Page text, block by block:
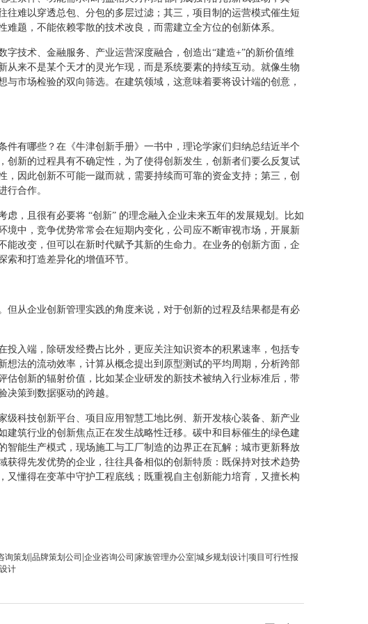
难以穿透总包、分包的多层过滤；其三，项目制的运营模式催生短
题，不能依赖零散的技术改良，而需建立全方位的创新体系。
技术、金融服务、产业运营深度融合，创造出“建造+”的新价值维
来不是某个天才的灵光乍现，而是系统要素的持续互动。就像生物
市场检验的双向筛选。在建筑领域，这意味着要将设计端的创意，
有哪些？在《牛津创新手册》一书中，理论学家们归纳总结近半个
新的过程具有不确定性，为了使得创新发生，创新者们要么反复试
因此创新不可能一蹴而就，需要持续而可靠的资金支持；第三，创
行合作。
，且很有必要将 “创新” 的理念融入企业未来五年的发展规划。比如
中，竞争优势常常会在短期内变化，公司应不断审视市场，开展新
改变，但可以在新时代赋予其新的生命力。在业务的创新方面，企
和打造差异化的增值环节。
从企业创新管理实践的角度来说，对于创新的过程及结果都是有必
入端，除研发经费占比外，更应关注知识资本的积累速率，包括专
法的流动效率，计算从概念提出到原型测试的平均周期，分析跨部
创新的辐射价值，比如某企业研发的新技术被纳入行业标准后，带
策到数据驱动的跨越。
科技创新平台、项目应用智慧工地比例、新开发核心装备、新产业
筑行业的创新焦点正在发生战略性迁移。碳中和目标催生的绿色建
能生产模式，现场施工与工厂制造的边界正在瓦解；城市更新释放
得先发优势的企业，往往具备相似的创新特质：既保持对技术趋势
懂得在变革中守护工程底线；既重视自主创新能力培育，又擅长构
询策划 品牌策划公司 企业咨询公司 |家族管理办公室 城乡规划设计 项目可行性报
计